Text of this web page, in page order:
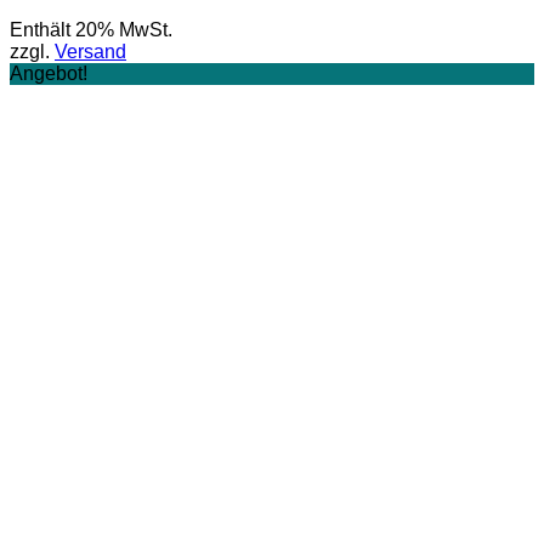
war:
24,50 €
ist:
Enthält 20% MwSt.
zzgl. Versand
Angebot!